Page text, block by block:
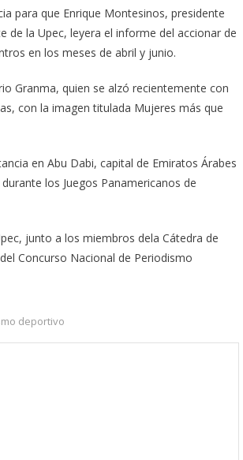
para que Enrique Montesinos, presidente
de la Upec, leyera el informe del accionar de
en los meses de abril y junio.
Granma, quien se alzó recientemente con
con la imagen titulada Mujeres más que
en Abu Dabi, capital de Emiratos Árabes
los Juegos Panamericanos de
junto a los miembros dela Cátedra de
Concurso Nacional de Periodismo
deportivo